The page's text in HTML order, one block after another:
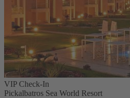
VIP Check-In
Pickalbatros Sea World Resort